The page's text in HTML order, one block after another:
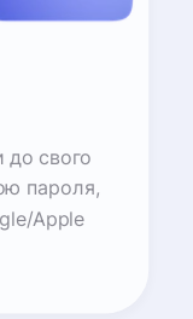
до свого
пароля,
Apple